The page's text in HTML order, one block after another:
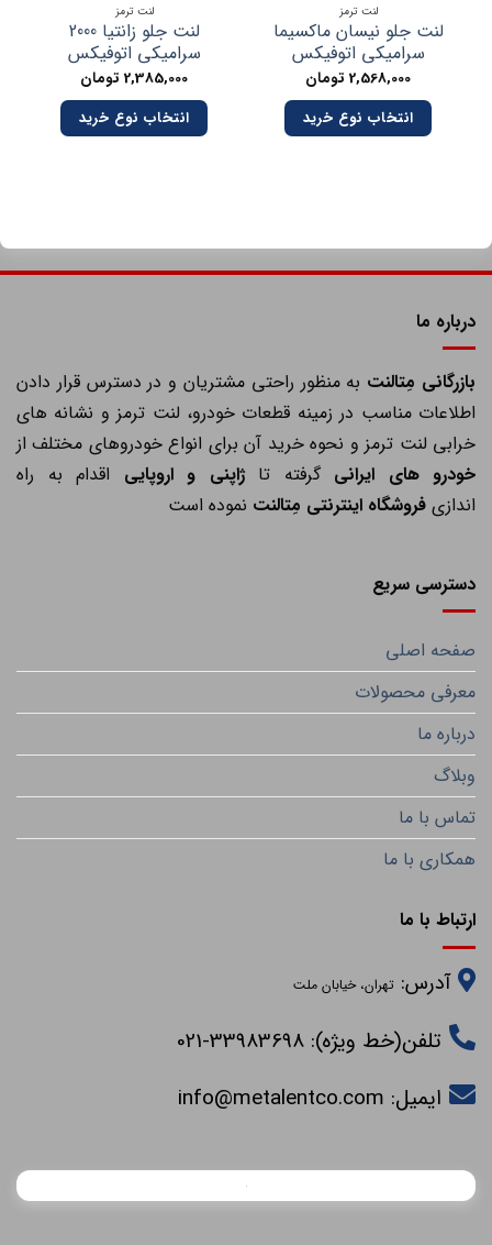
لنت ترمز
لنت جلو نیسان ماکسیما
سرامیکی اتوفیکس
2,568,000 تومان
انتخاب نوع خرید
لنت ترمز
لنت جلو زانتیا 2000
سرامیکی اتوفیکس
2,385,000تومان
انتخاب نوع خرید
درباره ما
بازرگانی مِتالنتبه منظور راحتی مشتریان و در دسترس قرار دادن
اطلاعات مناسب در زمینه قطعات خودرو، لنت ترمز و نشانه های
خرابی لنت ترمز و نحوه خرید آن برای انواع خودروهای مختلف از
خودرو های ایرانیگرفته تاژاپنی و اروپاییاقدام به راه
اندازیفروشگاه اینترنتی مِتالنتنموده است
دسترسی سریع
صفحه اصلی
معرفی محصولات
درباره ما
وبلاگ
تماس با ما
همکاری با ما
ارتباط با ما
آدرس:تهران، خیابان ملت
تلفن(خط ویژه): 33983698-021
ایمیل:info@metalentco.com